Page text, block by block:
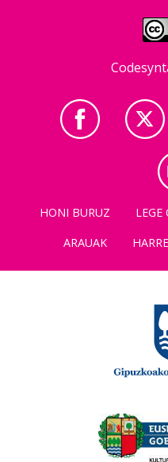
HONI BURUZ LEGE
ARAUAK